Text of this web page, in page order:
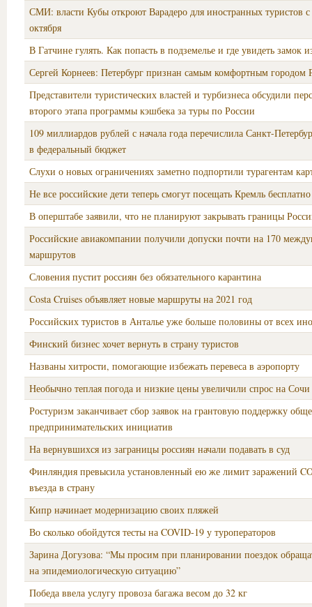
СМИ: власти Кубы откроют Варадеро для иностранных туристов
октября
В Гатчине гулять. Как попасть в подземелье и где увидеть замок
Сергей Корнеев: Петербург признан самым комфортным городом
Представители туристических властей и турбизнеса обсудили
второго этапа программы кэшбека за туры по России
109 миллиардов рублей с начала года перечислила Санкт-
в федеральный бюджет
Слухи о новых ограничениях заметно подпортили турагентам
Не все российские дети теперь смогут посещать Кремль бесплатно
В оперштабе заявили, что не планируют закрывать границы
Российские авиакомпании получили допуски почти на 170
маршрутов
Словения пустит россиян без обязательного карантина
Costa Cruises объявляет новые маршруты на 2021 год
Российских туристов в Анталье уже больше половины от всех
Финский бизнес хочет вернуть в страну туристов
Названы хитрости, помогающие избежать перевеса в аэропорту
Необычно теплая погода и низкие цены увеличили спрос на Сочи
Ростуризм заканчивает сбор заявок на грантовую поддержку
предпринимательских инициатив
На вернувшихся из заграницы россиян начали подавать в суд
Финляндия превысила установленный ею же лимит заражений
въезда в страну
Кипр начинает модернизацию своих пляжей
Во сколько обойдутся тесты на COVID-19 у туроператоров
Зарина Догузова: “Мы просим при планировании поездок
на эпидемиологическую ситуацию”
Победа ввела услугу провоза багажа весом до 32 кг